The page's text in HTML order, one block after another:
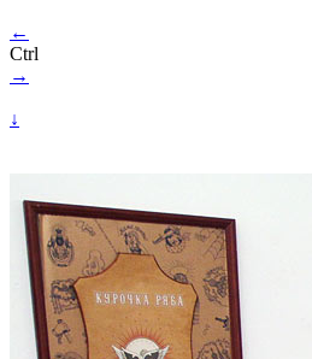
←
Ctrl
→
↓